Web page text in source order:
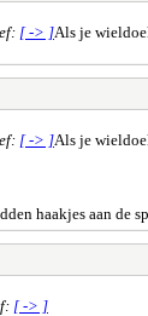
[ -> ]Als je
[ -> ]Als je
haakjes aan de
[ -> ]